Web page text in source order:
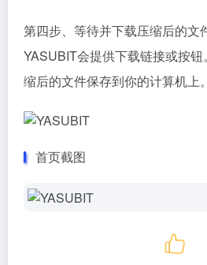
第四步、等待并下载压缩后的文
YASUBIT会提供下载链接或按
缩后的文件保存到你的计算机上。
首页截图